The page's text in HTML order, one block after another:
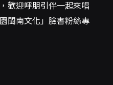
歡迎呼朋引伴一起來唱
閩南文化」臉書粉絲專